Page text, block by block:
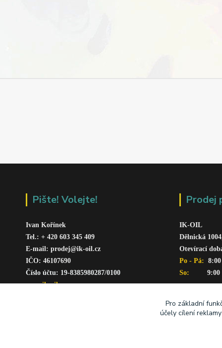
Pište! Volejte!
Ivan Kořínek
Tel.: + 420 603 345 409
E-mail: prodej@ik-oil.cz
IČO: 46107690
Číslo účtu: 19-8385980287/0100
www.ik-oil.cz
Prodej
IK-OIL
Dělnická
Otevírací
Po - Pá: 8:00
So:
Pro základní
účely cílení